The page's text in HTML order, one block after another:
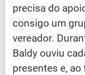
precisa do
consigo um
vereador.
Baldy ouviu
presentes e,